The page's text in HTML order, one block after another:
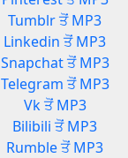
Tumblr ਤੋਂ MP3
Linkedin ਤੋਂ MP3
Snapchat ਤੋਂ MP3
Telegram ਤੋਂ MP3
Vk ਤੋਂ MP3
Bilibili ਤੋਂ MP3
Rumble ਤੋਂ MP3